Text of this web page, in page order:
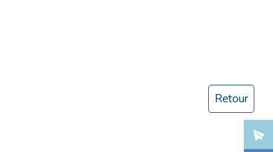
Retour